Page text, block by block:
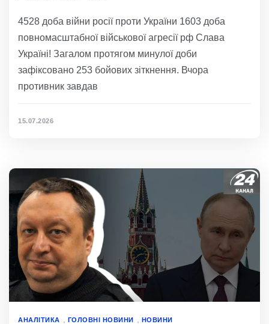
4528 доба війни росії проти України 1603 доба
повномасштабної військової агресії рф Слава
Україні! Загалом протягом минулої доби
зафіксовано 253 бойових зіткнення. Вчора
противник завдав
15.07.2026
АНАЛІТИКА ГОЛОВНІ НОВИНИ НОВИНИ